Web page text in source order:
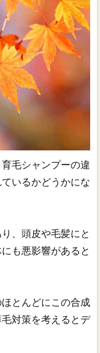
毛シャンプーの違
いるかどうかにな
、頭皮や毛髪にと
も悪影響があると
とんどにこの合成
対策を考えるとデ